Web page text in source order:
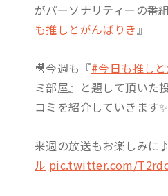
がパーソナリティーの番
も推しとがんばりき 』
🎥今週も『#今日も推し
ミ部屋』と題して頂いた
コミを紹介していきます✨
来週の放送もお楽しみに♪
ル pic.twitter.com/